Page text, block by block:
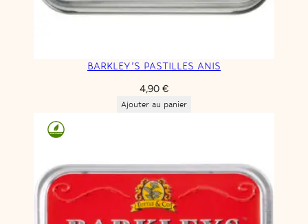
BARKLEY’S PASTILLES ANIS
4,90 €
Ajouter au panier